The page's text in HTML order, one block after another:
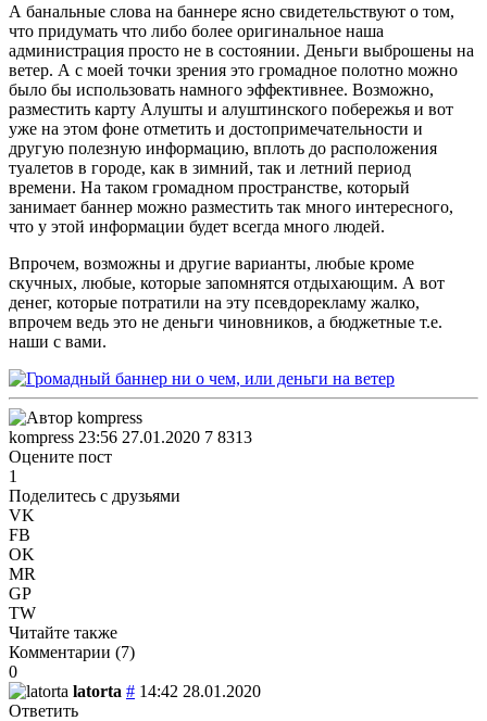
А банальные слова на баннере ясно свидетельствуют о том,
что придумать что либо более оригинальное наша
администрация просто не в состоянии. Деньги выброшены на
ветер. А с моей точки зрения это громадное полотно можно
было бы использовать намного эффективнее. Возможно,
разместить карту Алушты и алуштинского побережья и вот
уже на этом фоне отметить и достопримечательности и
другую полезную информацию, вплоть до расположения
туалетов в городе, как в зимний, так и летний период
времени. На таком громадном пространстве, который
занимает баннер можно разместить так много интересного,
что у этой информации будет всегда много людей.
Впрочем, возможны и другие варианты, любые кроме
скучных, любые, которые запомнятся отдыхающим. А вот
денег, которые потратили на эту псевдорекламу жалко,
впрочем ведь это не деньги чиновников, а бюджетные т.е.
наши с вами.
kompress 23:56 27.01.2020 7 8313
Оцените пост
1
Поделитесь с друзьями
VK
FB
OK
MR
GP
TW
Читайте также
Комментарии (7)
0
latorta # 14:42 28.01.2020
Ответить